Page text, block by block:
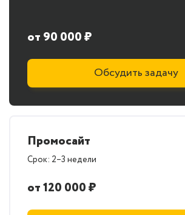
от 90 000 ₽
Обсудить задачу
Промосайт
Срок: 2–3 недели
от 120 000 ₽